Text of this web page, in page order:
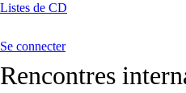
Listes de CD
Se connecter
Rencontres